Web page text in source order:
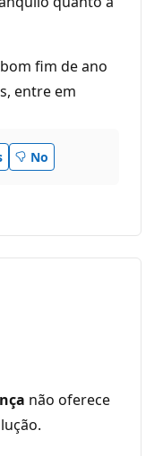
fim de ano
entre em
No
não oferece